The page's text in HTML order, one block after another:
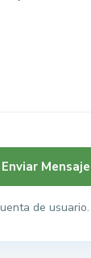
de usuario.